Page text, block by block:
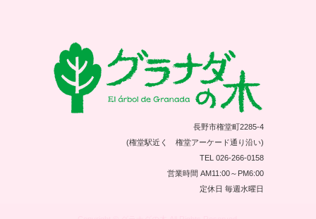
長野市権堂町2285-4
(権堂駅近く 権堂アーケード通り沿い)
TEL 026-266-0158
営業時間 AM11:00～PM6:00
定休日 毎週水曜日